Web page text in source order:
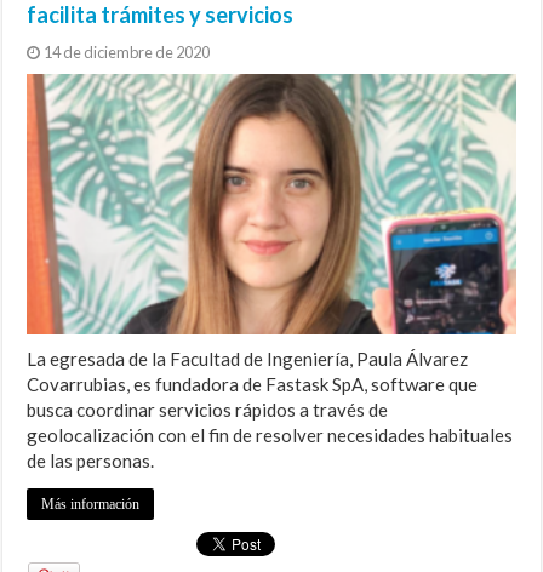
facilita trámites y servicios
14 de diciembre de 2020
La egresada de la Facultad de Ingeniería, Paula Álvarez
Covarrubias, es fundadora de Fastask SpA, software que
busca coordinar servicios rápidos a través de
geolocalización con el fin de resolver necesidades habituales
de las personas.
Más información